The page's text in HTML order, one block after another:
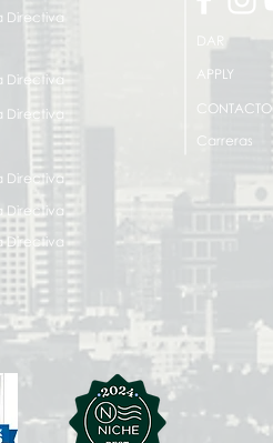
Directiva
DAR
Directiva APPLY
Directiva CONTACTO
Carreras
Directiva
Directiva
Directiva